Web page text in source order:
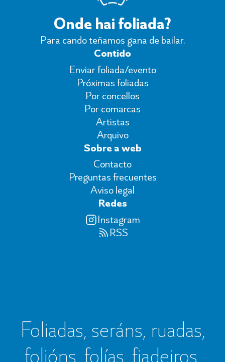
Onde hai foliada?
Para cando teñamos gana de bailar.
Contido
Enviar foliada/evento
Próximas foliadas
Por concellos
Por comarcas
Artistas
Arquivo
Sobre a web
Contacto
Preguntas frecuentes
Aviso legal
Redes
Instagram
RSS
Foliadas, seráns, ruadas,
folións, folías, fiadeiros,